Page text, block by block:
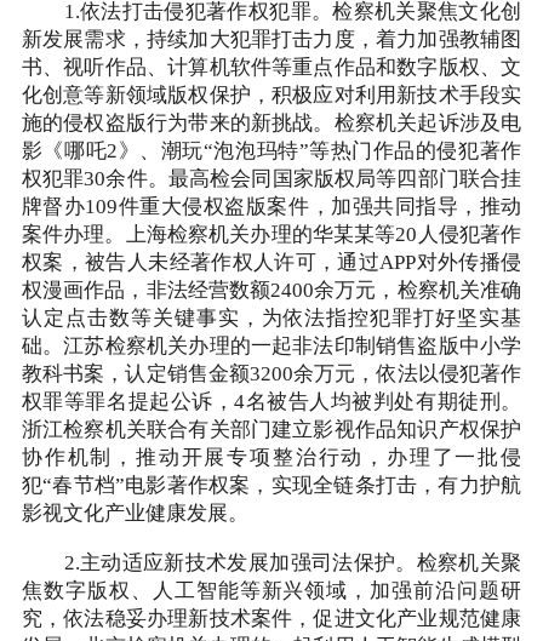
1.依法打击侵犯著作权犯罪。检察机关聚焦文化创
新发展需求，持续加大犯罪打击力度，着力加强教辅图
书、视听作品、计算机软件等重点作品和数字版权、文
化创意等新领域版权保护，积极应对利用新技术手段实
施的侵权盗版行为带来的新挑战。检察机关起诉涉及电
影《哪吒2》、潮玩“泡泡玛特”等热门作品的侵犯著作
权犯罪30余件。最高检会同国家版权局等四部门联合挂
牌督办109件重大侵权盗版案件，加强共同指导，推动
案件办理。上海检察机关办理的华某某等20人侵犯著作
权案，被告人未经著作权人许可，通过APP对外传播侵
权漫画作品，非法经营数额2400余万元，检察机关准确
认定点击数等关键事实，为依法指控犯罪打好坚实基
础。江苏检察机关办理的一起非法印制销售盗版中小学
教科书案，认定销售金额3200余万元，依法以侵犯著作
权罪等罪名提起公诉，4名被告人均被判处有期徒刑。
浙江检察机关联合有关部门建立影视作品知识产权保护
协作机制，推动开展专项整治行动，办理了一批侵
犯“春节档”电影著作权案，实现全链条打击，有力护航
影视文化产业健康发展。
2.主动适应新技术发展加强司法保护。检察机关聚
焦数字版权、人工智能等新兴领域，加强前沿问题研
究，依法稳妥办理新技术案件，促进文化产业规范健康